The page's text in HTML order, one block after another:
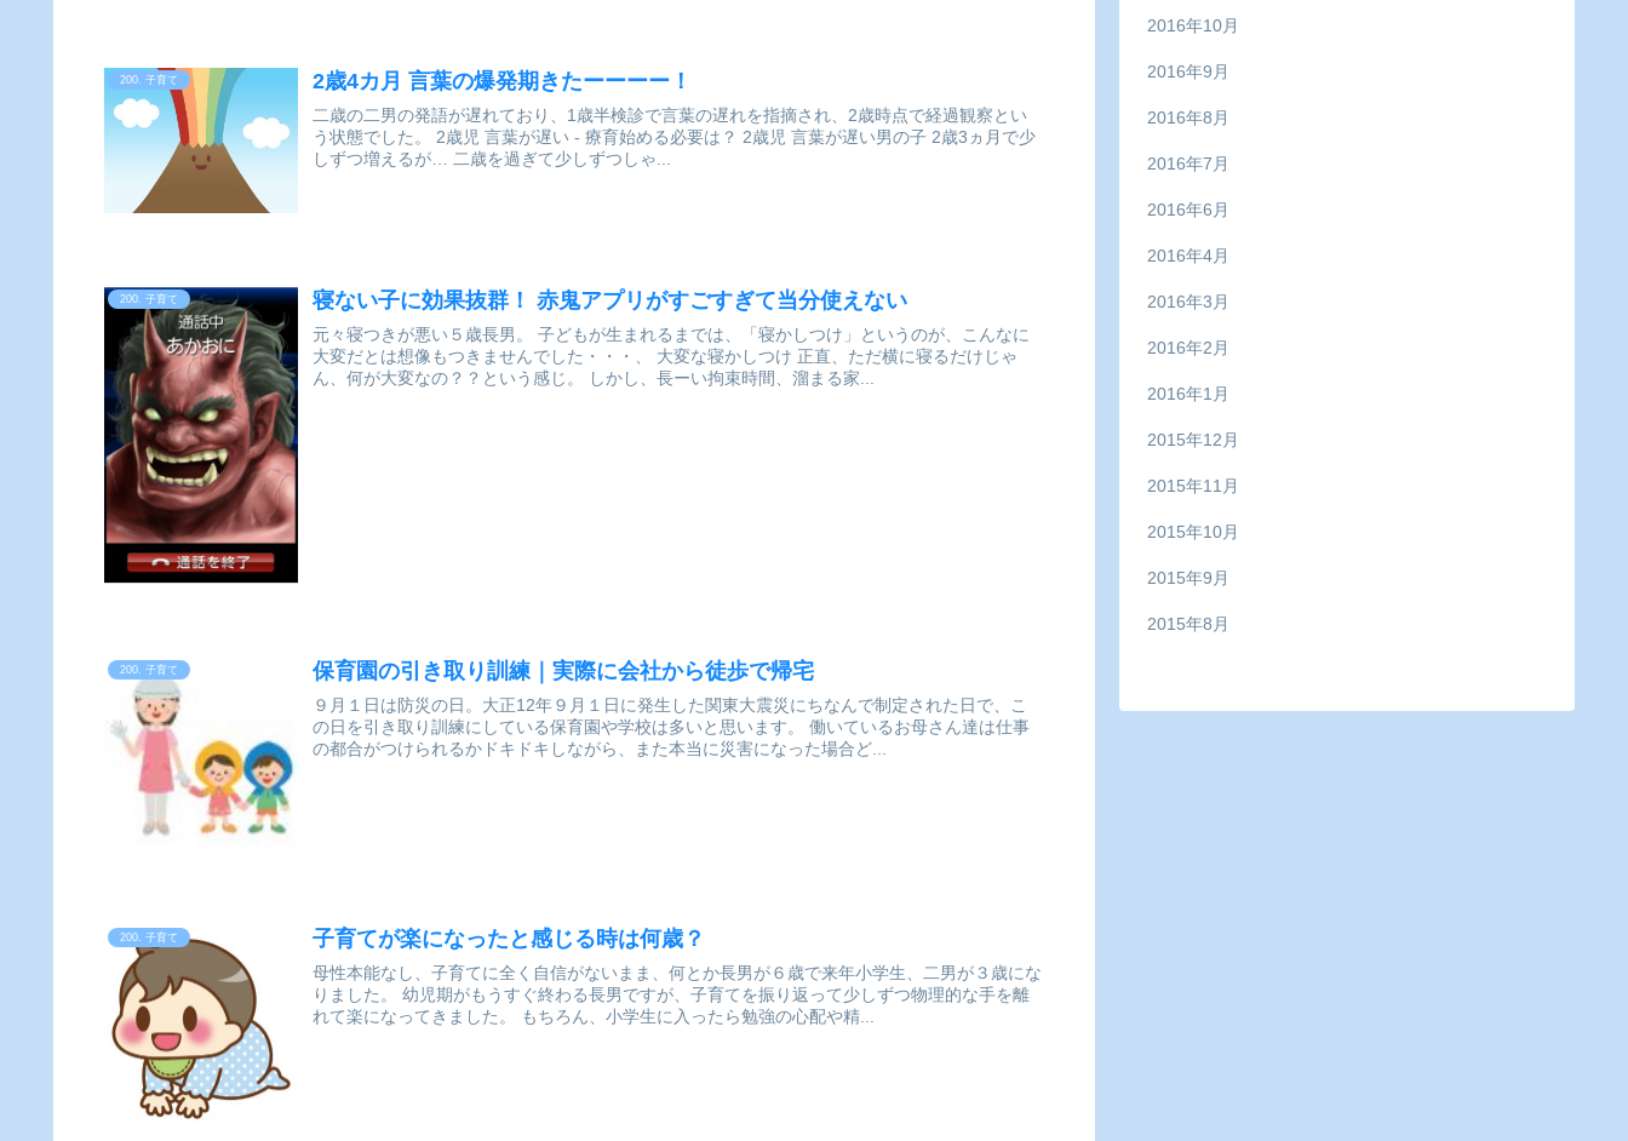
200. 子育て 2歳4カ月 言葉の爆発期きたーーーー！
二歳の二男の発語が遅れており、1歳半検診で言葉の遅れを指摘され、2歳時点で経過観察とい
う状態でした。 2歳児 言葉が遅い - 療育始める必要は？ 2歳児 言葉が遅い男の子 2歳3ヵ月で少
しずつ増えるが… 二歳を過ぎて少しずつしゃ...
200. 子育て 寝ない子に効果抜群！ 赤鬼アプリがすごすぎて当分使えない
元々寝つきが悪い５歳長男。 子どもが生まれるまでは、「寝かしつけ」というのが、こんなに
大変だとは想像もつきませんでした・・・、 大変な寝かしつけ 正直、ただ横に寝るだけじゃ
ん、何が大変なの？？という感じ。 しかし、長ーい拘束時間、溜まる家...
200. 子育て 保育園の引き取り訓練｜実際に会社から徒歩で帰宅
９月１日は防災の日。大正12年９月１日に発生した関東大震災にちなんで制定された日で、こ
の日を引き取り訓練にしている保育園や学校は多いと思います。 働いているお母さん達は仕事
の都合がつけられるかドキドキしながら、また本当に災害になった場合ど...
200. 子育て 子育てが楽になったと感じる時は何歳？
母性本能なし、子育てに全く自信がないまま、何とか長男が６歳で来年小学生、二男が３歳にな
りました。 幼児期がもうすぐ終わる長男ですが、子育てを振り返って少しずつ物理的な手を離
れて楽になってきました。 もちろん、小学生に入ったら勉強の心配や精...
2016年10月
2016年9月
2016年8月
2016年7月
2016年6月
2016年4月
2016年3月
2016年2月
2016年1月
2015年12月
2015年11月
2015年10月
2015年9月
2015年8月